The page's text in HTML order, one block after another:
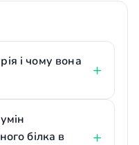
і чому вона
білка в